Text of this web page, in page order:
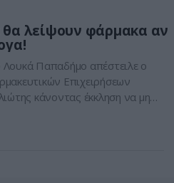
λείψουν φάρμακα αν
Παπαδήμο απέστειλε ο
Επιχειρήσεων
κάνοντας έκκληση να μην
Ειδικότερα ο